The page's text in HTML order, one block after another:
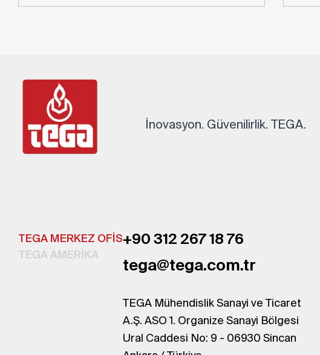
İnovasyon. Güvenilirlik. TEGA.
TEGA MERKEZ OFİS
TEGA AMERİKA
+90 312 267 18 76
tega@tega.com.tr
TEGA Mühendislik Sanayi ve Ticaret
A.Ş. ASO 1. Organize Sanayi Bölgesi
Ural Caddesi No: 9 - 06930 Sincan